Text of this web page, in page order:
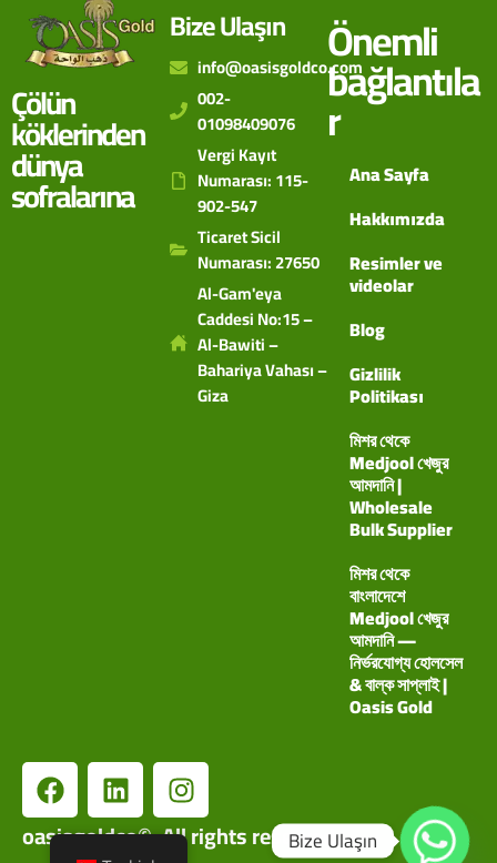
Çölün
köklerinden
dünya
sofralarına
Bize Ulaşın
info@oasisgoldco.com
002-
01098409076
Vergi Kayıt
Numarası: 115-
902-547
Ticaret Sicil
Numarası: 27650
Al-Gam'eya
Caddesi No:15 –
Al-Bawiti –
Bahariya Vahası –
Giza
Önemli
bağlantıla
r
Ana Sayfa
Hakkımızda
Resimler ve
videolar
Blog
Gizlilik
Politikası
মিশর থেকে
Medjool খেজুর
আমদানি |
Wholesale
Bulk Supplier
মিশর থেকে
বাংলাদেশে
Medjool খেজুর
আমদানি —
নির্ভরযোগ্য হোলসেল
& বাল্ক সাপ্লাই |
Oasis Gold
oasisgoldco©. All rights reserved.
Bize Ulaşın